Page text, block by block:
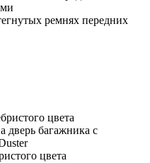
ремнях передних
цвета
дверь багажника с
цвета